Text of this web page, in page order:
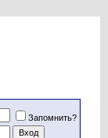
Запомнить?